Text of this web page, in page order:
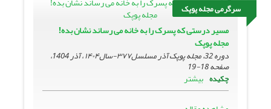
سرگرمی مجله پوپک
مسیر درستی که پسرک را به خانه می رساند نشان بده!
مجله پوپک
دوره 32، مجله پوپک آذر مسلسل۳۷۷-سال۱۴۰۴ ، آذر 1404،
صفحه18-19
چکیده بیشتر